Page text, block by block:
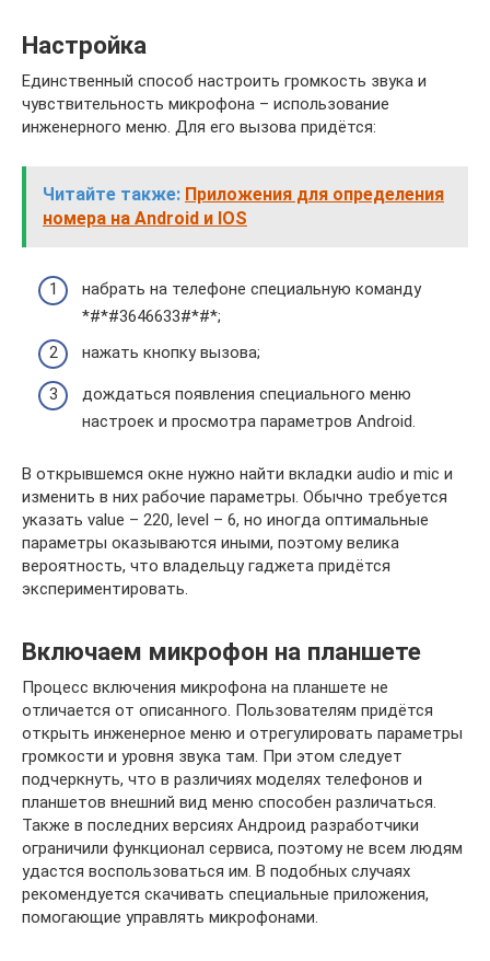
Настройка
Единственный способ настроить громкость звука и
чувствительность микрофона – использование
инженерного меню. Для его вызова придётся:
Читайте также: Приложения для определения
номера на Android и IOS
набрать на телефоне специальную команду
*#*#3646633#*#*;
нажать кнопку вызова;
дождаться появления специального меню
настроек и просмотра параметров Android.
В открывшемся окне нужно найти вкладки audio и mic и
изменить в них рабочие параметры. Обычно требуется
указать value – 220, level – 6, но иногда оптимальные
параметры оказываются иными, поэтому велика
вероятность, что владельцу гаджета придётся
экспериментировать.
Включаем микрофон на планшете
Процесс включения микрофона на планшете не
отличается от описанного. Пользователям придётся
открыть инженерное меню и отрегулировать параметры
громкости и уровня звука там. При этом следует
подчеркнуть, что в различиях моделях телефонов и
планшетов внешний вид меню способен различаться.
Также в последних версиях Андроид разработчики
ограничили функционал сервиса, поэтому не всем людям
удастся воспользоваться им. В подобных случаях
рекомендуется скачивать специальные приложения,
помогающие управлять микрофонами.